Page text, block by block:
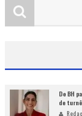
De BH
de